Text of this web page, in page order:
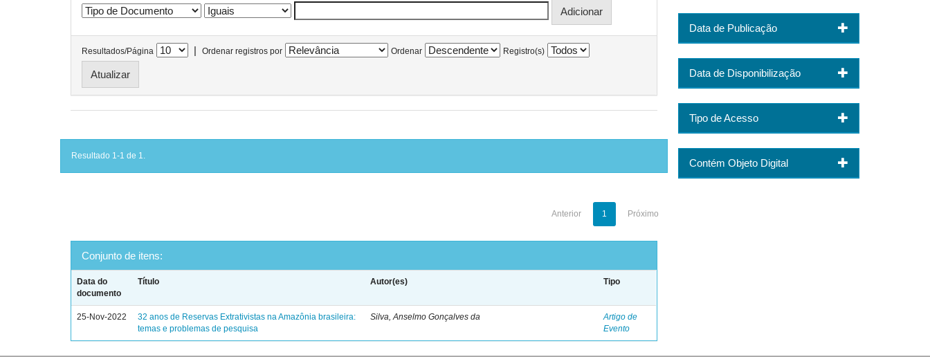
Resultados/Página | Ordenar registros por Ordenar Registro(s)
Resultado 1-1 de 1.
Anterior 1 Próximo
Conjunto de itens:
Data do
documento
Título Autor(es) Tipo
25-Nov-2022
32 anos de Reservas Extrativistas na Amazônia brasileira:
temas e problemas de pesquisa
Silva, Anselmo Gonçalves da
Artigo de
Evento
Data de Publicação
Data de Disponibilização
Tipo de Acesso
Contém Objeto Digital